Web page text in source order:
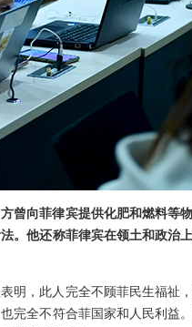
曾向菲律宾提供化肥和燃料等
。他还称菲律宾在领土和政治
明，此人完全不顾菲民生福祉
完全不符合菲国家和人民利益